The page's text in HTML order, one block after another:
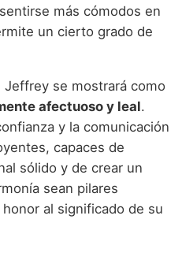
más cómodos en
un cierto grado de
Jeffrey se mostrará como
afectuoso y leal.
y la comunicación
capaces de
sólido y de crear un
sean pilares
al significado de su